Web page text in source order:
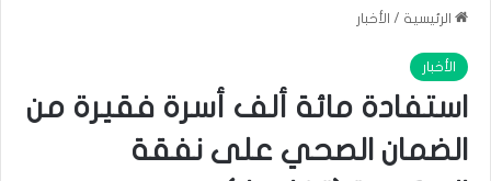
الرئيسية / الأخبار
الأخبار
استفادة مائة ألف أسرة فقيرة من
الضمان الصحي على نفقة